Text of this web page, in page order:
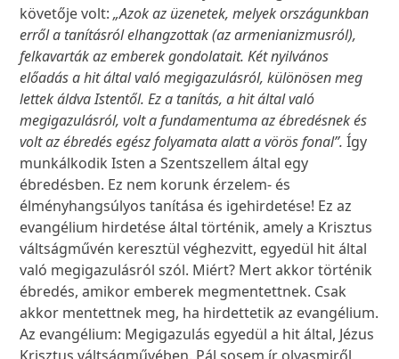
követője volt:„Azok az üzenetek, melyek országunkban
erről a tanításról elhangzottak (az armenianizmusról),
felkavarták az emberek gondolatait. Két nyilvános
előadás a hit által való megigazulásról, különösen meg
lettek áldva Istentől. Ez a tanítás, a hit által való
megigazulásról, volt a fundamentuma az ébredésnek és
volt az ébredés egész folyamata alatt a vörös fonal”.Így
munkálkodik Isten a Szentszellem által egy
ébredésben. Ez nem korunk érzelem- és
élményhangsúlyos tanítása és igehirdetése! Ez az
evangélium hirdetése által történik, amely a Krisztus
váltságművén keresztül véghezvitt, egyedül hit által
való megigazulásról szól. Miért? Mert akkor történik
ébredés, amikor emberek megmentettnek. Csak
akkor mentettnek meg, ha hirdettetik az evangélium.
Az evangélium: Megigazulás egyedül a hit által, Jézus